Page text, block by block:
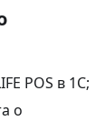
POS в 1С;
о